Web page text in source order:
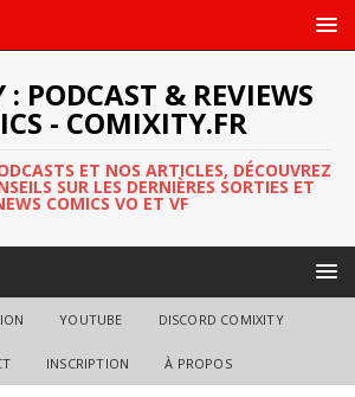
PODCAST & REVIEWS
- COMIXITY.FR
ET NOS ARTICLES, DÉCOUVREZ
SUR LES DERNIÈRES SORTIES ET
COMICS VO ET VF
YOUTUBE DISCORD COMIXITY
INSCRIPTION À PROPOS